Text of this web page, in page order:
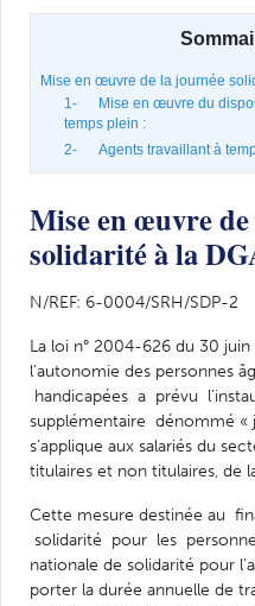
Mise en œuvre de la journée
1- Mise en œuvre du
temps plein :
2- Agents travaillant à
Mise en œuvre
solidarité à la
N/REF: 6-0004/SRH/SDP-2
La loi n° 2004-626 du 30
l’autonomie des personnes
handicapées a prévu
supplémentaire dénommé «
s’applique aux salariés du
titulaires et non titulaires, de
Cette mesure destinée au
solidarité pour les
nationale de solidarité pour
porter la durée annuelle de